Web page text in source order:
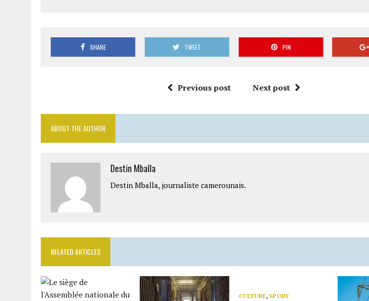
SHARE TWEET PIN
Previous post Next post
ABOUT THE AUTHOR
Destin Mballa
Destin Mballa, journaliste camerounais.
RELATED ARTICLES
CULTURE, SPORT